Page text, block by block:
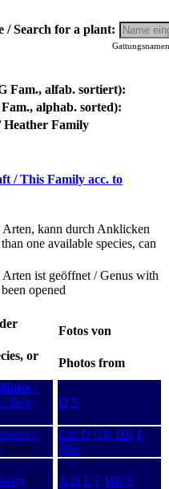
/ Search for a plant:
Fam., alfab. sortiert):
alphab. sorted):
Heather Family
/ This Family acc. to
kann durch Anklicken
one available species, can
ist geöffnet / Genus with
opened
Fotos von
or
Photos from
\
/ Bog
D S
/
Cor D GR HR I
Rho
(2
A D E F HR S